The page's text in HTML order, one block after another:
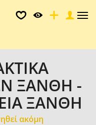
ΞΑΝΘΗ -
ΞΑΝΘΗ
ακόμη